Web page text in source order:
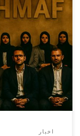
بخش آقایانمدرس :
بایرامی بخش
اصغر علویمسئول
آزیتا موسویمسئول
اخبار